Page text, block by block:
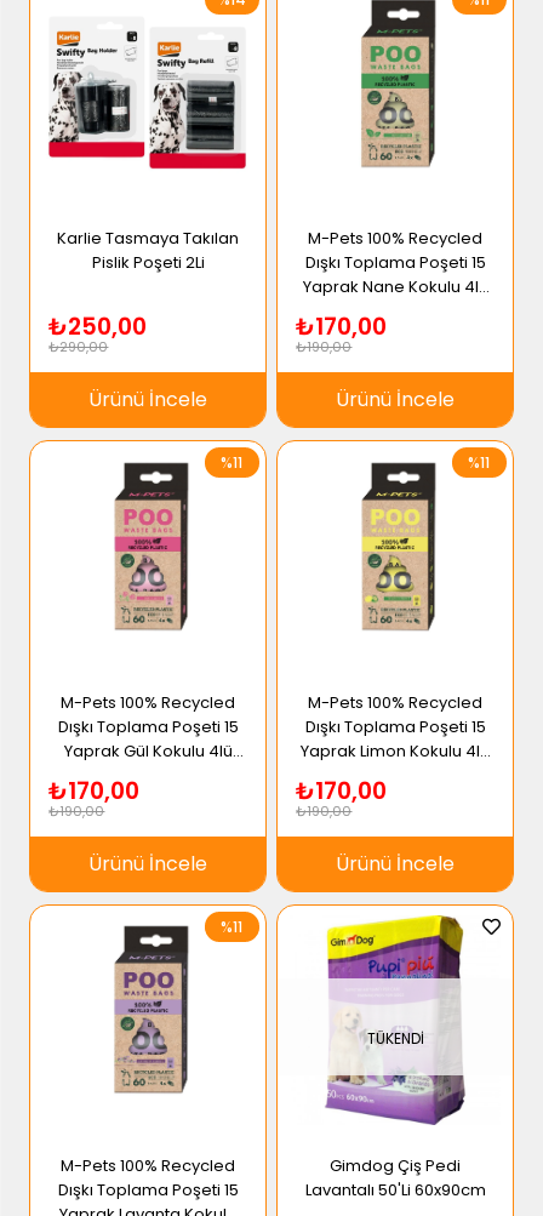
Karlie Tasmaya Takılan
Pislik Poşeti 2Li
₺250,00
₺290,00
Ürünü İncele
M-Pets 100% Recycled
Dışkı Toplama Poşeti 15
Yaprak Nane Kokulu 4lü
Paket
₺170,00
₺190,00
Ürünü İncele
M-Pets 100% Recycled
Dışkı Toplama Poşeti 15
Yaprak Gül Kokulu 4lü
₺170,00
₺190,00
Ürünü İncele
%11
M-Pets 100% Recycled
Dışkı Toplama Poşeti 15
Yaprak Limon Kokulu 4lü
₺170,00
₺190,00
Ürünü İncele
%11
M-Pets 100% Recycled
Dışkı Toplama Poşeti 15
%11
TÜKENDI
Gimdog Çiş Pedi
Lavantalı 50'Li 60x90cm